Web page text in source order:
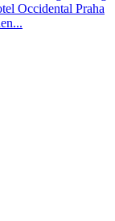
Occidental Praha